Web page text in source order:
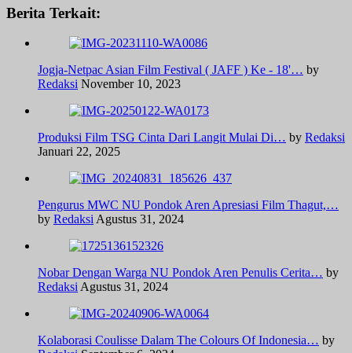
Berita Terkait:
Jogja-Netpac Asian Film Festival ( JAFF ) Ke - 18'… by
Redaksi November 10, 2023
Produksi Film TSG Cinta Dari Langit Mulai Di… by Redaksi
Januari 22, 2025
Pengurus MWC NU Pondok Aren Apresiasi Film Thagut,…
by Redaksi Agustus 31, 2024
Nobar Dengan Warga NU Pondok Aren Penulis Cerita… by
Redaksi Agustus 31, 2024
Kolaborasi Coulisse Dalam The Colours Of Indonesia… by